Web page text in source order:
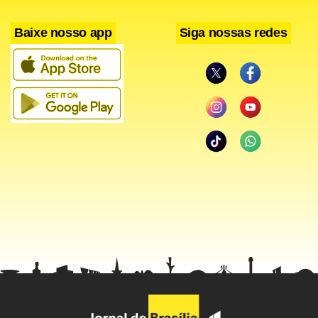
Segundo a delatora, esse primeiro encontro reuniu ela,
Pimentel, João Santana, Patrus Ananias, Marcos Coimbra
(Patrus) tinha dois a três minutos, o adversário (…) tinha
um tempo enorme, e nós um tempinho assim ridículo”.
Baixe nosso app Siga nossas redes